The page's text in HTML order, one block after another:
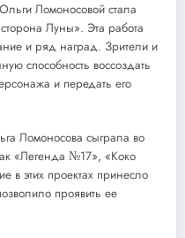
Ломоносовой стала
Луны». Эта работа
и ряд наград. Зрители и
способность воссоздать
и передать его
Ломоносова сыграла во
«Легенда №17», «Коко
в этих проектах принесло
проявить ее